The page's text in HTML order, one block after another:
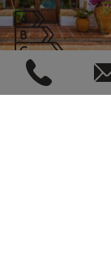
EPC: En cours